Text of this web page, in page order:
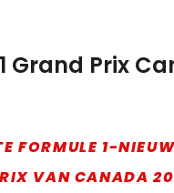
Grand Prix
FORMULE 1-
VAN CANADA